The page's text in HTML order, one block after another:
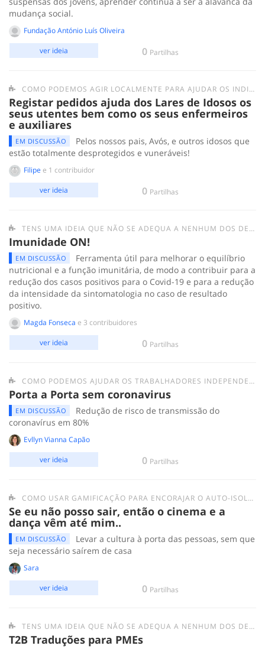
mudança social.
Fundação António Luís Oliveira
0 Partilhas
ver ideia
COMO PODEMOS AGIR LOCALMENTE PARA AJUDAR OS INDIVÍDUOS/GRUPOS MAIS FRÁGEIS E AS PESSOAS EM SITUAÇÃO DE SEM-ABRIGO?
Registar pedidos ajuda dos Lares de Idosos os
seus utentes bem como os seus enfermeiros
e auxiliares
EM DISCUSSÃO
Pelos nossos pais, Avós, e outros idosos que
estão totalmente desprotegidos e vuneráveis!
Filipe e 1 contribuidor
0 Partilhas
ver ideia
TENS UMA IDEIA QUE NÃO SE ADEQUA A NENHUM DOS DESAFIOS ANTERIORES? SUBMETE-A AQUI.
Imunidade ON!
EM DISCUSSÃO
Ferramenta útil para melhorar o equilíbrio
nutricional e a função imunitária, de modo a contribuir para a
redução dos casos positivos para o Covid-19 e para a redução
da intensidade da sintomatologia no caso de resultado
positivo.
Magda Fonseca e 3 contribuidores
0 Partilhas
ver ideia
COMO PODEMOS AJUDAR OS TRABALHADORES INDEPENDENTES?
Porta a Porta sem coronavirus
EM DISCUSSÃO
Redução de risco de transmissão do
coronavírus em 80%
Evllyn Vianna Capão
0 Partilhas
ver ideia
COMO USAR GAMIFICAÇÃO PARA ENCORAJAR O AUTO-ISOLAMENTO E DIMINUIR A NECESSIDADE DE SAIR À RUA E TER INTERAÇÕES PRESENCIAIS?
Se eu não posso sair, então o cinema e a
dança vêm até mim..
EM DISCUSSÃO
Levar a cultura à porta das pessoas, sem que
seja necessário saírem de casa
Sara
0 Partilhas
ver ideia
TENS UMA IDEIA QUE NÃO SE ADEQUA A NENHUM DOS DESAFIOS ANTERIORES? SUBMETE-A AQUI.
T2B Traduções para PMEs